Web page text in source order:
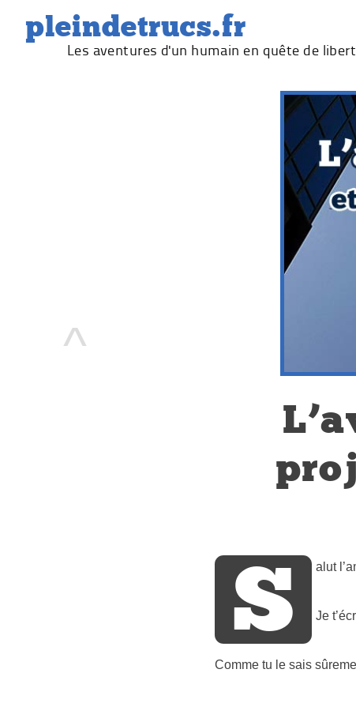
pleindetrucs.fr
Les aventures d'un humain en quête de
^
S alut
Je
Comme tu le sais